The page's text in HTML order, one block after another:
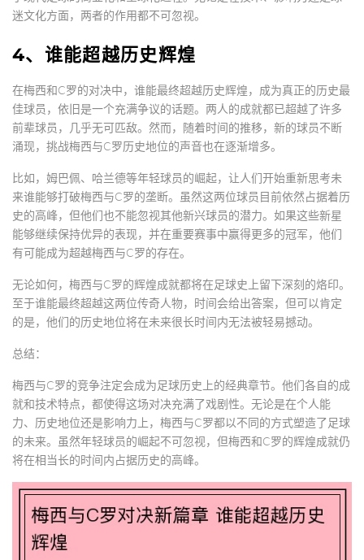
迷文化方面，两者的作用都不可忽视。
4、谁能超越历史辉煌
在梅西和C罗的对决中，谁能最终超越历史辉煌，成为真正的历史最
佳球员，依旧是一个充满争议的话题。两人的成就都已超越了许多
前辈球员，几乎无可匹敌。然而，随着时间的推移，新的球员不断
涌现，挑战梅西与C罗历史地位的声音也在逐渐增多。
比如，姆巴佩、哈兰德等年轻球员的崛起，让人们开始重新思考未
来谁能够打破梅西与C罗的垄断。虽然这两位球员目前依然占据着历
史的高峰，但他们也不能忽视其他新兴球员的潜力。如果这些新星
能够继续保持优异的表现，并在重要赛事中赢得更多的冠军，他们
有可能成为超越梅西与C罗的存在。
无论如何，梅西与C罗的辉煌成就都将在足球史上留下深刻的烙印。
至于谁能最终超越这两位传奇人物，时间会给出答案，但可以肯定
的是，他们的历史地位将在未来很长时间内无法被轻易撼动。
总结：
梅西与C罗的竞争注定会成为足球历史上的经典章节。他们各自的成
就和技术特点，都使得这场对决充满了戏剧性。无论是在个人能
力、历史地位还是影响力上，梅西与C罗都以不同的方式塑造了足球
的未来。虽然年轻球员的崛起不可忽视，但梅西和C罗的辉煌成就仍
将在相当长的时间内占据历史的高峰。